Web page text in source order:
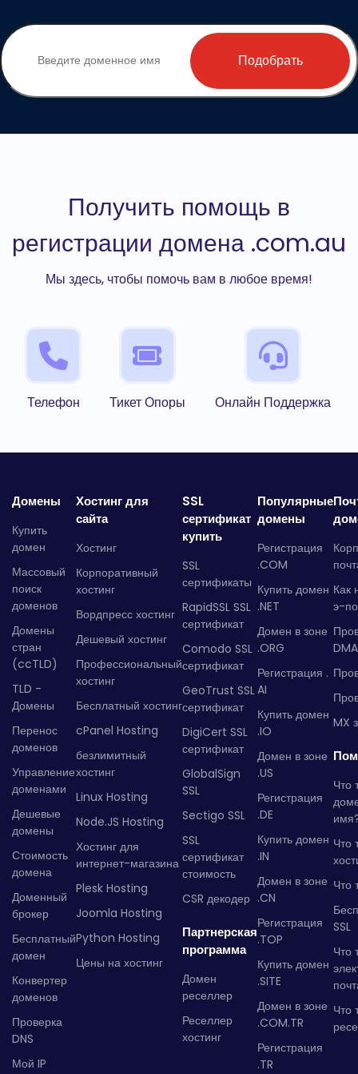
Подобрать
Получить помощь в
регистрации домена .com.au
Мы здесь, чтобы помочь вам в любое время!
Телефон Тикет Опоры Онлайн Поддержка
Домены
Купить
домен
Массовый
поиск
доменов
Домены
стран
(ccTLD)
TLD -
Домены
Перенос
доменов
Управление
доменами
Дешевые
домены
Стоимость
домена
Доменный
брокер
Бесплатный
домен
Конвертер
доменов
Проверка
DNS
Мой IP
Хостинг для
сайта
Хостинг
Корпоративный
хостинг
Вордпресс хостинг
Дешевый хостинг
Профессиональный
хостинг
Бесплатный хостинг
cPanel Hosting
безлимитный
хостинг
Linux Hosting
Node.JS Hosting
Хостинг для
интернет-магазина
Plesk Hosting
Joomla Hosting
Python Hosting
Цены на хостинг
SSL
сертификат
купить
SSL
сертификаты
RapidSSL SSL
сертификат
Comodo SSL
сертификат
GeoTrust SSL
сертификат
DigiCert SSL
сертификат
GlobalSign
SSL
Sectigo SSL
SSL
сертификат
стоимость
CSR декодер
Партнерская
программа
Домен
реселлер
Реселлер
хостинг
Популярные
домены
Регистрация
.COM
Купить домен
.NET
Домен в зоне
.ORG
Регистрация .
AI
Купить домен
.IO
Домен в зоне
.US
Регистрация
.DE
Купить домен
.IN
Домен в зоне
.CN
Регистрация
.TOP
Купить домен
.SITE
Домен в зоне
.COM.TR
Регистрация
.TR
Как
э-
MX
Что
Что
Что
SSL
Что
Что